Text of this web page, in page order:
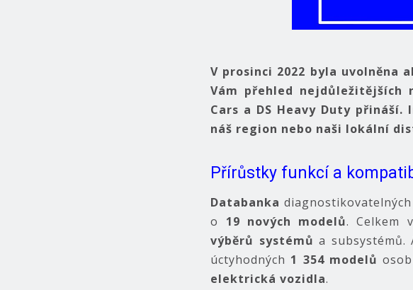
V prosinci 2022 byla uvolněna
Vám přehled nejdůležitějších
Cars a DS Heavy Duty
náš region nebo naši lokální
Přírůstky funkcí a
Databanka
o 19 nových modelů. Celkem
výběrů systémů a subsystémů.
úctyhodných 1 354 modelů
elektrická vozidla.